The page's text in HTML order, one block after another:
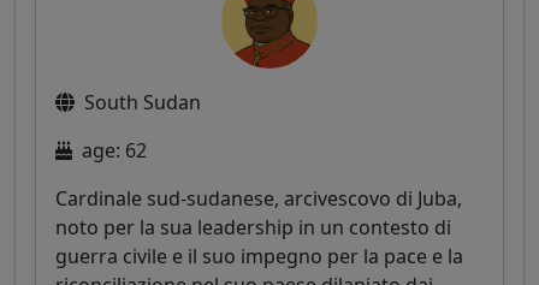
South Sudan
age: 62
Cardinale sud-sudanese, arcivescovo di Juba,
noto per la sua leadership in un contesto di
guerra civile e il suo impegno per la pace e la